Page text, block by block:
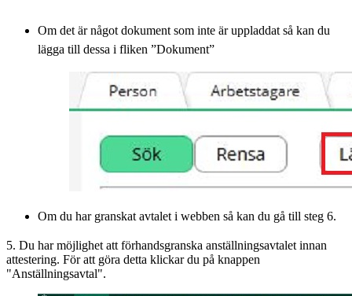
Om det är något dokument som inte är uppladdat så kan du
lägga till dessa i fliken ”Dokument”
Om du har granskat avtalet i webben så kan du gå till steg 6.
5. Du har möjlighet att förhandsgranska anställningsavtalet innan
attestering. För att göra detta klickar du på knappen
"Anställningsavtal".